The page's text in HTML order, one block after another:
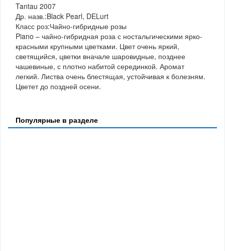
Tantau 2007
Др. назв.:Black Pearl, DELurt
Класс роз:Чайно-гибридные розы
Piano – чайно-гибридная роза с ностальгическими ярко-
красными крупными цветками. Цвет очень яркий,
светящийся, цветки вначале шаровидные, позднее
чашевиные, с плотно набитой серединкой. Аромат
легкий. Листва очень блестящая, устойчивая к болезням.
Цветет до поздней осени.
Популярные в разделе